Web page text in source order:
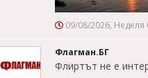
09/08/2026, Неделя
Флагман.БГ
Флиртът не е